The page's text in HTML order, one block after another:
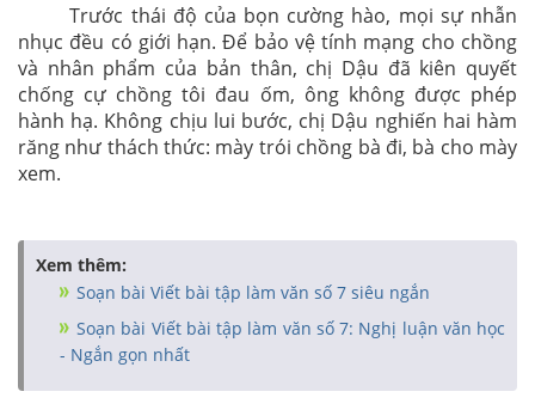
Trước thái độ của bọn cường hào, mọi sự nhẫn
nhục đều có giới hạn. Để bảo vệ tính mạng cho chồng
và nhân phẩm của bản thân, chị Dậu đã kiên quyết
chống cự chồng tôi đau ốm, ông không được phép
hành hạ. Không chịu lui bước, chị Dậu nghiến hai hàm
răng như thách thức: mày trói chồng bà đi, bà cho mày
xem.
Xem thêm:
Soạn bài Viết bài tập làm văn số 7 siêu ngắn
Soạn bài Viết bài tập làm văn số 7: Nghị luận văn học
- Ngắn gọn nhất